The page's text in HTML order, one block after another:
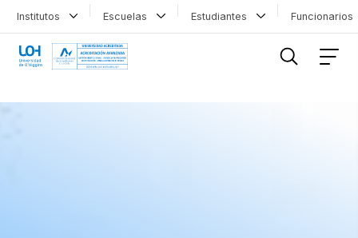
Institutos Escuelas Estudiantes